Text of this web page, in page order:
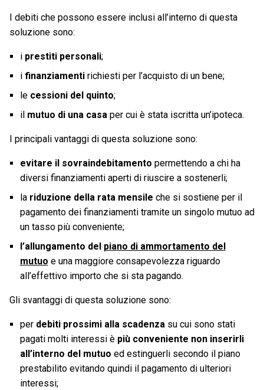
I debiti che possono essere inclusi all’interno di questa
soluzione sono:
i prestiti personali;
i finanziamentirichiesti per l’acquisto di un bene;
le cessioni del quinto;
il mutuo di una casaper cui è stata iscritta un’ipoteca.
I principali vantaggi di questa soluzione sono:
evitare il sovraindebitamento permettendo a chi ha
diversi finanziamenti aperti di riuscire a sostenerli;
la riduzione della rata mensile che si sostiene per il
pagamento dei finanziamenti tramite un singolo mutuo ad
un tasso più conveniente;
l’allungamento del piano di ammortamento del
mutuo e una maggiore consapevolezza riguardo
all’effettivo importo che si sta pagando.
Gli svantaggi di questa soluzione sono:
per debiti prossimi alla scadenzasu cui sono stati
pagati molti interessi è più conveniente non inserirli
all’interno del mutuo ed estinguerli secondo il piano
prestabilito evitando quindi il pagamento di ulteriori
interessi;